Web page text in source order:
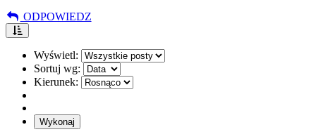
ODPOWIEDZ
Wyświetl:
Sortuj wg:
Kierunek: